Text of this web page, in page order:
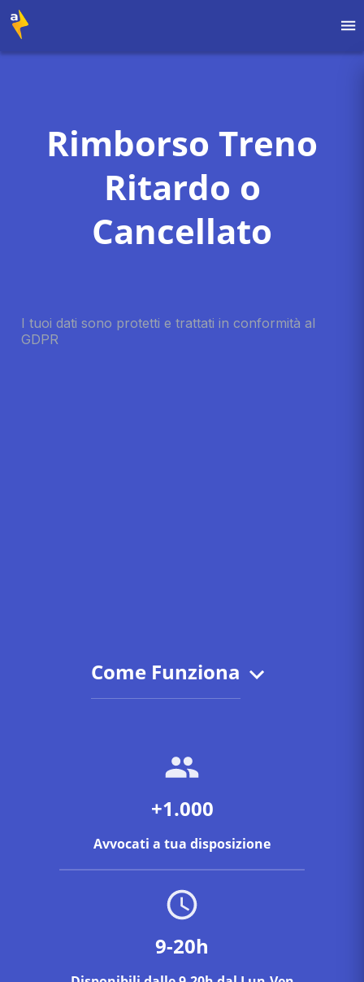
Rimborso Treno
Ritardo o
Cancellato
Come Funziona
+1.000
Avvocati a tua disposizione
9-20h